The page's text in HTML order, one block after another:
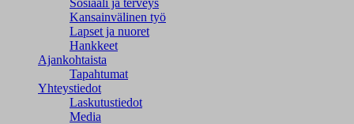
Sosiaali ja terveys
Kansainvälinen työ
Lapset ja nuoret
Hankkeet
Ajankohtaista
Tapahtumat
Yhteystiedot
Laskutustiedot
Media